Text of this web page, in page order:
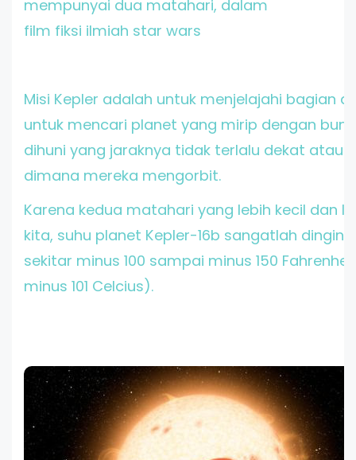
mempunyai dua matahari, dalam
film fiksi ilmiah star wars
Misi Kepler adalah untuk menjelajahi bagian
untuk mencari planet yang mirip dengan
dihuni yang jaraknya tidak terlalu dekat atau
dimana mereka mengorbit.
Karena kedua matahari yang lebih kecil dan
kita, suhu planet Kepler-16b sangatlah
sekitar minus 100 sampai minus 150
minus 101 Celcius).